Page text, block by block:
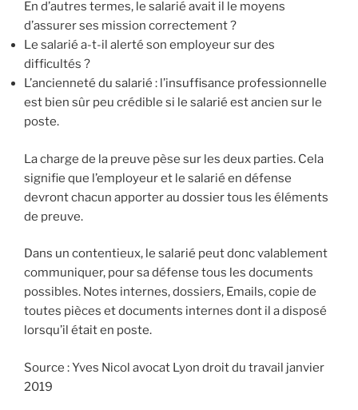
En d’autres termes, le salarié avait il le moyens
d’assurer ses mission correctement ?
Le salarié a-t-il alerté son employeur sur des
difficultés ?
L’ancienneté du salarié : l’insuffisance professionnelle
est bien sûr peu crédible si le salarié est ancien sur le
poste.
La charge de la preuve pèse sur les deux parties. Cela
signifie que l’employeur et le salarié en défense
devront chacun apporter au dossier tous les éléments
de preuve.
Dans un contentieux, le salarié peut donc valablement
communiquer, pour sa défense tous les documents
possibles. Notes internes, dossiers, Emails, copie de
toutes pièces et documents internes dont il a disposé
lorsqu’il était en poste.
Source : Yves Nicol avocat Lyon droit du travail janvier
2019